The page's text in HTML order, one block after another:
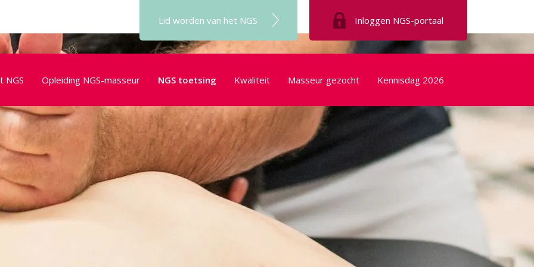
Lid worden van het NGS Inloggen NGS-portaal
NGS Opleiding NGS-masseur NGS toetsing Kwaliteit Masseur gezocht Kennisdag 2026